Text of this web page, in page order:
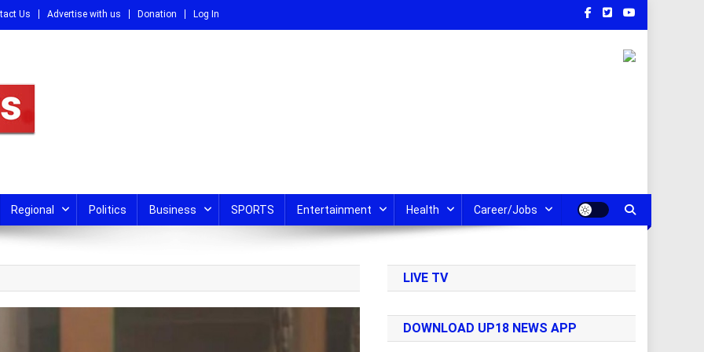
Us Advertise with us Donation Log In
Regional Politics Business SPORTS Entertainment Health Career/Jobs
LIVE TV
DOWNLOAD UP18 NEWS APP